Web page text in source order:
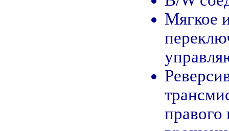
Мягкое
правого